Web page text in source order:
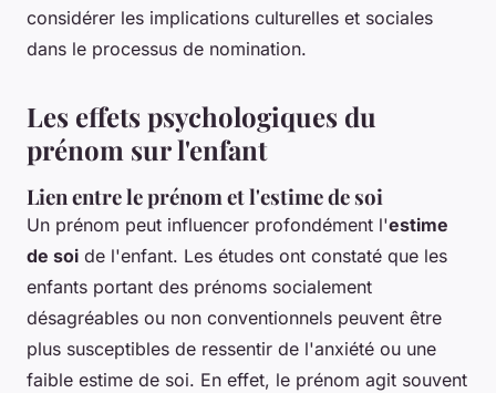
considérer les implications culturelles et sociales
dans le processus de nomination.
Les effets psychologiques du
prénom sur l'enfant
Lien entre le prénom et l'estime de soi
Un prénom peut influencer profondément l'estime
de soi de l'enfant. Les études ont constaté que les
enfants portant des prénoms socialement
désagréables ou non conventionnels peuvent être
plus susceptibles de ressentir de l'anxiété ou une
faible estime de soi. En effet, le prénom agit souvent